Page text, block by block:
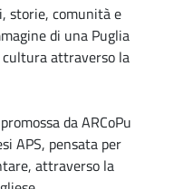
storie, comunità e
di una Puglia
attraverso la
da ARCoPu
APS, pensata per
attraverso la